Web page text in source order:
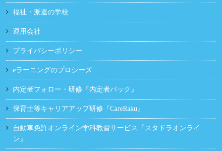
福祉・派遣の学校
運用会社
プライバシーポリシー
eラーニングのプロシーズ
内定者フォロー・研修『内定者パック』
保育士等キャリアアップ研修『CareRaku』
自動車免許オンライン学科教習サービス『スタドラオンライ
ン』